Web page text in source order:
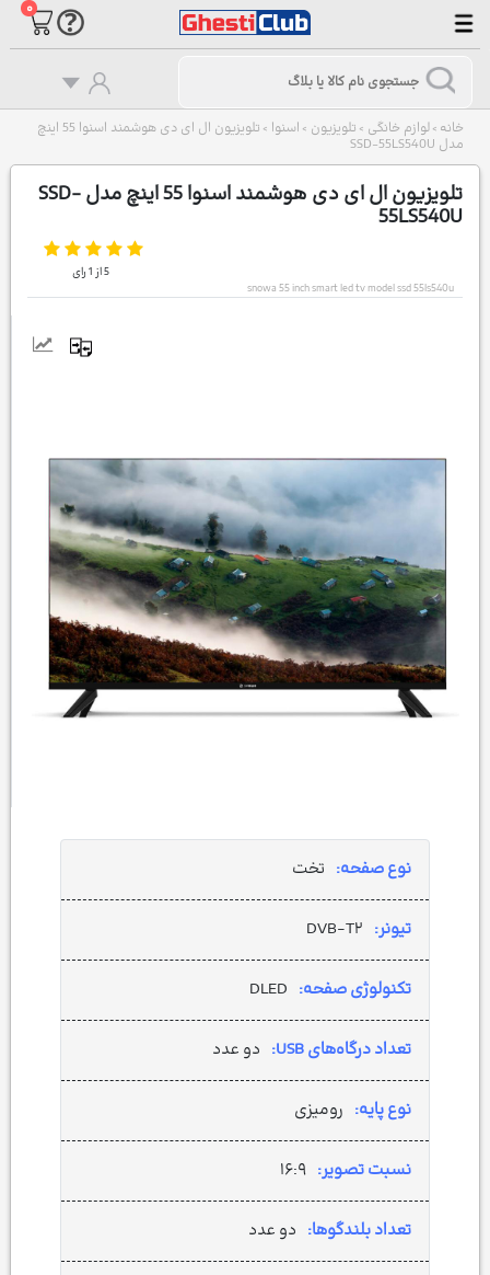
۰
خانه > لوازم خانگی > تلویزیون > اسنوا >
تلویزیون ال ای دی هوشمند اسنوا 55 اینچ
مدل SSD-55LS540U
تلویزیون ال ای دی هوشمند اسنوا 55 اینچ مدل SSD-
55LS540U
5از 1رای
snowa 55 inch smart led tv model ssd 55ls540u
نوع صفحه: تخت
تیونر: DVB-T۲
تکنولوژی صفحه: DLED
تعداد درگاه‌های USB: دو عدد
نوع پایه: رومیزی
نسبت تصویر: ۱۶:۹
تعداد بلندگوها: دو عدد